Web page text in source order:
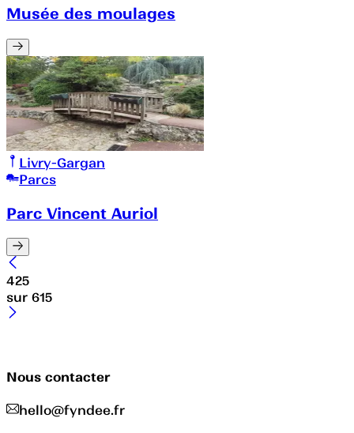
Musée des moulages
Livry-Gargan
Parcs
Parc Vincent Auriol
425
sur 615
Nous contacter
hello@fyndee.fr